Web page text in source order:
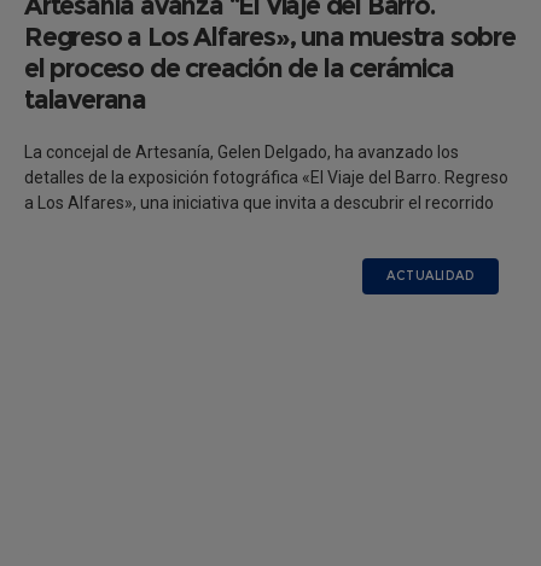
Regreso a Los Alfares», una muestra sobre
el proceso de creación de la cerámica
talaverana
La concejal de Artesanía, Gelen Delgado, ha avanzado los
detalles de la exposición fotográfica «El Viaje del Barro. Regreso
a Los Alfares», una iniciativa que invita a descubrir el recorrido
ACTUALIDAD